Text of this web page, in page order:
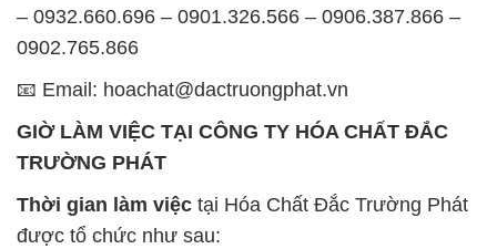
– 0932.660.696 – 0901.326.566 – 0906.387.866 –
0902.765.866
📧 Email: hoachat@dactruongphat.vn
GIỜ LÀM VIỆC TẠI CÔNG TY HÓA CHẤT ĐẮC
TRƯỜNG PHÁT
Thời gian làm việc tại Hóa Chất Đắc Trường Phát
được tổ chức như sau: